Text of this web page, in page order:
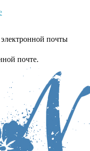
почты
почте.